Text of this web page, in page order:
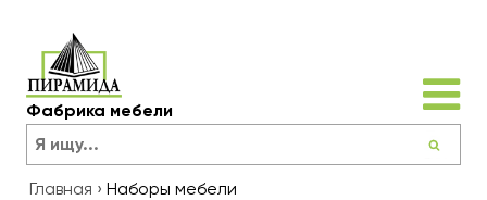
Фабрика мебели
Главная › Наборы мебели